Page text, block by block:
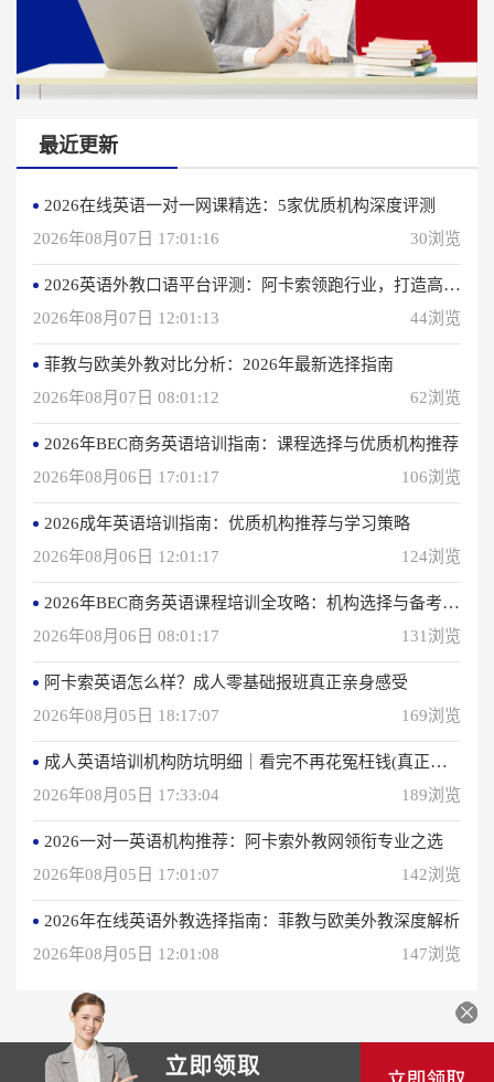
最近更新
2026在线英语一对一网课精选：5家优质机构深度评测
2026年08月07日 17:01:16
30浏览
2026英语外教口语平台评测：阿卡索领跑行业，打造高效学习体验
2026年08月07日 12:01:13
44浏览
菲教与欧美外教对比分析：2026年最新选择指南
2026年08月07日 08:01:12
62浏览
2026年BEC商务英语培训指南：课程选择与优质机构推荐
2026年08月06日 17:01:17
106浏览
2026成年英语培训指南：优质机构推荐与学习策略
2026年08月06日 12:01:17
124浏览
2026年BEC商务英语课程培训全攻略：机构选择与备考指南
2026年08月06日 08:01:17
131浏览
阿卡索英语怎么样？成人零基础报班真正亲身感受
2026年08月05日 18:17:07
169浏览
成人英语培训机构防坑明细｜看完不再花冤枉钱(真正的用户反馈)
2026年08月05日 17:33:04
189浏览
2026一对一英语机构推荐：阿卡索外教网领衔专业之选
2026年08月05日 17:01:07
142浏览
2026年在线英语外教选择指南：菲教与欧美外教深度解析
2026年08月05日 12:01:08
147浏览